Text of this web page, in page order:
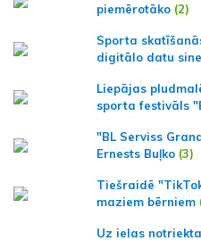
piemērotāko (2)
Sporta
digitālo datu
Liepājas
sporta festivāls
"BL Serviss
Ernests Buļko (3)
Tiešraidē
maziem bērniem
Uz ielas